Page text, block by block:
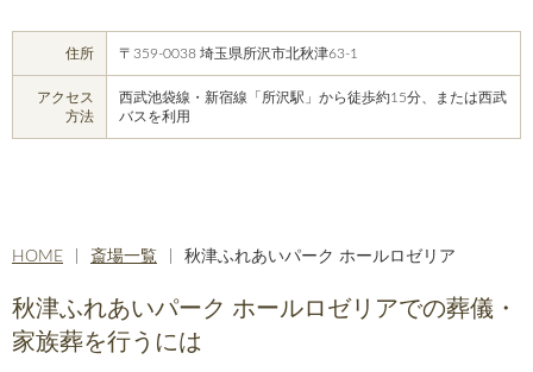
住所 〒359-0038 埼玉県所沢市北秋津63-1
アクセス
方法
西武池袋線・新宿線「所沢駅」から徒歩約15分、または西武
バスを利用
HOME 斎場一覧 秋津ふれあいパーク ホールロゼリア
秋津ふれあいパーク ホールロゼリアでの葬儀・
家族葬を行うには